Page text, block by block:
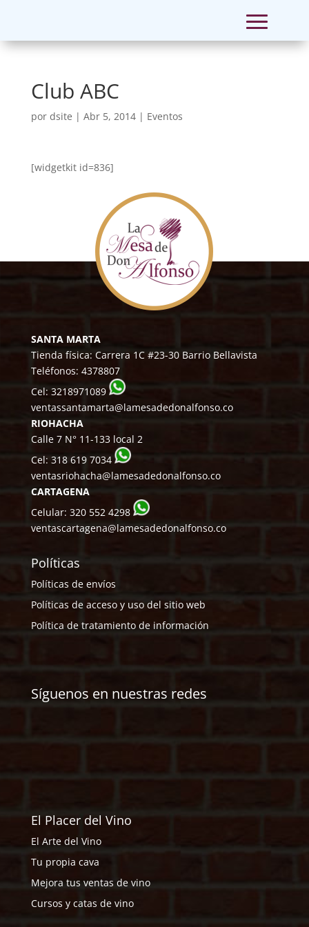
Club ABC
por dsite | Abr 5, 2014| Eventos
[widgetkit id=836]
SANTA MARTA
Tienda física: Carrera 1C #23-30 Barrio Bellavista
Teléfonos: 4378807
Cel: 3218971089
ventassantamarta@lamesadedonalfonso.co
RIOHACHA
Calle 7 N° 11-133 local 2
Cel: 318 619 7034
ventasriohacha@lamesadedonalfonso.co
CARTAGENA
Celular: 320 552 4298
ventascartagena@lamesadedonalfonso.co
Políticas
Políticas de envíos
Políticas de acceso y uso del sitio web
Política de tratamiento de información
Síguenos en nuestras redes
El Placer del Vino
El Arte del Vino
Tu propia cava
Mejora tus ventas de vino
Cursos y catas de vino